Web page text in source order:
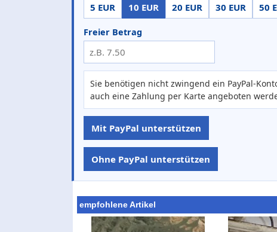
5 EUR 10 EUR 20 EUR 30 EUR 50
Freier Betrag
Sie benötigen nicht zwingend ein PayPal-
auch eine Zahlung per Karte angeboten
Mit PayPal unterstützen
Ohne PayPal unterstützen
empfohlene Artikel